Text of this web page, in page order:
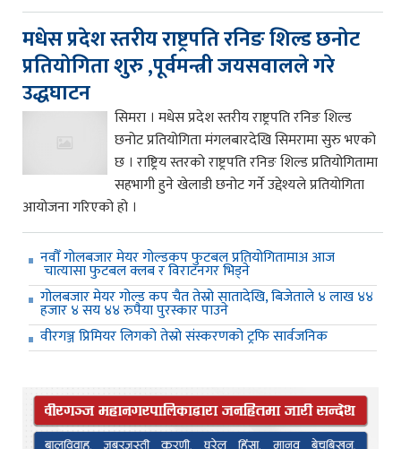
मधेस प्रदेश स्तरीय राष्ट्रपति रनिङ शिल्ड छनोट
प्रतियोगिता शुरु ,पूर्वमन्त्री जयसवालले गरे
उद्धघाटन
सिमरा । मधेस प्रदेश स्तरीय राष्ट्रपति रनिङ शिल्ड
छनोट प्रतियोगिता मंगलबारदेखि सिमरामा सुरु भएको
छ । राष्ट्रिय स्तरको राष्ट्रपति रनिङ शिल्ड प्रतियोगितामा
सहभागी हुने खेलाडी छनोट गर्ने उद्देश्यले प्रतियोगिता
आयोजना गरिएको हो ।
नवौँ गोलबजार मेयर गोल्डकप फुटबल प्रतियोगितामाअ आज
चात्यासा फुटबल क्लब र विराटनगर भिड्ने
गोलबजार मेयर गोल्ड कप चैत तेस्रो सातादेखि, बिजेताले ४ लाख ४४
हजार ४ सय ४४ रुपैया पुरस्कार पाउने
वीरगञ्ज प्रिमियर लिगको तेस्रो संस्करणको ट्रफि सार्वजनिक